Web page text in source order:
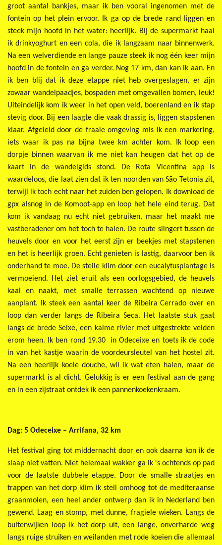
groot aantal bankjes, maar ik ben vooral ingenomen met de
fontein op het plein ervoor. Ik ga op de brede rand liggen en
steek mijn hoofd in het water: heerlijk. Bij de supermarkt haal
ik drinkyoghurt en een cola, die ik langzaam naar binnenwerk.
Na een welverdiende en lange pauze steek ik nog één keer mijn
hoofd in de fontein en ga verder. Nog 17 km, dan kan ik aan. En
ik ben blij dat ik deze etappe niet heb overgeslagen, er zijn
zowaar wandelpaadjes, bospaden met omgevallen bomen, leuk!
Uiteindelijk kom ik weer in het open veld, boerenland en ik stap
stevig door. Bij een laagte die vaak drassig is, liggen stapstenen
klaar. Afgeleid door de fraaie omgeving mis ik een markering,
iets waar ik pas na bijna twee km achter kom. Ik loop een
dorpje binnen waarvan ik me niet kan heugen dat het op de
kaart in de wandelgids stond. De Rota Vicentina app is
waardeloos, die laat zien dat ik ten noorden van São Tetonia zit,
terwijl ik toch echt naar het zuiden ben gelopen. Ik download de
gpx alsnog in de Komoot-app en loop het hele eind terug. Dat
kom ik vandaag nu echt niet gebruiken, maar het maakt me
vastberadener om het toch te halen. De route slingert tussen de
heuvels door en voor het eerst zijn er beekjes met stapstenen
en het is heerlijk groen. Echt genieten is lastig, daarvoor ben ik
onderhand te moe. De steile klim door een eucalytusplantage is
vermoeiend. Het ziet eruit als een oorlogsgebied, de heuvels
kaal en naakt, met smalle terrassen wachtend op nieuwe
aanplant. Ik steek een aantal keer de Ribeira Cerrado over en
loop dan verder langs de Ribeira Seca. Het laatste stuk gaat
langs de brede Seixe, een kalme rivier met uitgestrekte velden
erom heen. Ik ben rond 19.30 in Odeceixe en toets ik de code
in van het kastje waarin de voordeursleutel van het hostel zit.
Na een heerlijk koele douche, wil ik wat eten halen, maar de
supermarkt is al dicht. Gelukkig is er een festival aan de gang
en in een zijstraat ontdek ik een pannenkoekenkraam.
Dag: 5 Odeceixe – Arrifana, 32 km
Het festival ging tot middernacht door en ook daarna kon ik de
slaap niet vatten. Niet helemaal wakker ga ik 's ochtends op pad
voor de laatste dubbele etappe. Door de smalle straatjes en
trappen van het dorp klim ik steil omhoog tot de mediteraanse
graanmolen, een heel ander ontwerp dan ik in Nederland ben
gewend. Laag en stomp, met dunne, fragiele wieken. Langs de
buitenwijken loop ik het dorp uit, een lange, onverharde weg
langs ruige struiken en weilanden met rode koeien die allemaal